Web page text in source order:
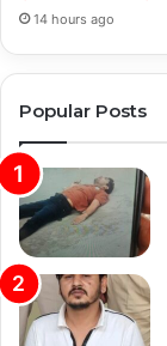
14 hours ago
Popular Posts